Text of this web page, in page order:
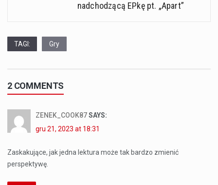
nadchodzącą EPkę pt. „Apart”
TAGI: Gry
2 COMMENTS
ZENEK_COOK87SAYS:
gru 21, 2023 at 18:31
Zaskakujące, jak jedna lektura może tak bardzo zmienić
perspektywę.